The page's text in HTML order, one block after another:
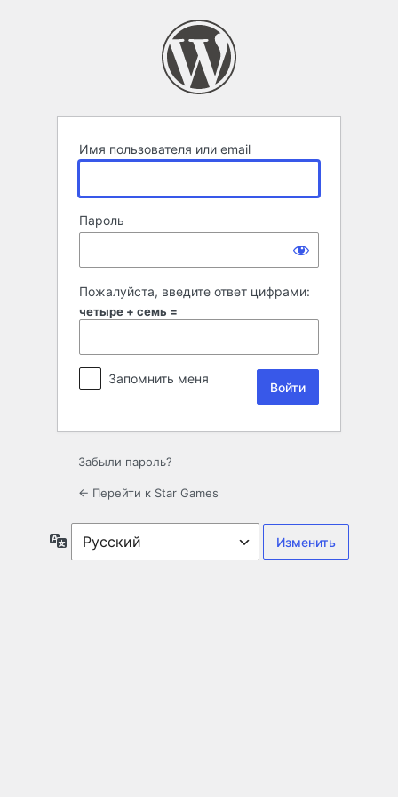
Имя пользователя или email
Пароль
Пожалуйста, введите ответ цифрами:
четыре + семь =
Запомнить меня
Забыли пароль?
← Перейти к Star Games
Язык